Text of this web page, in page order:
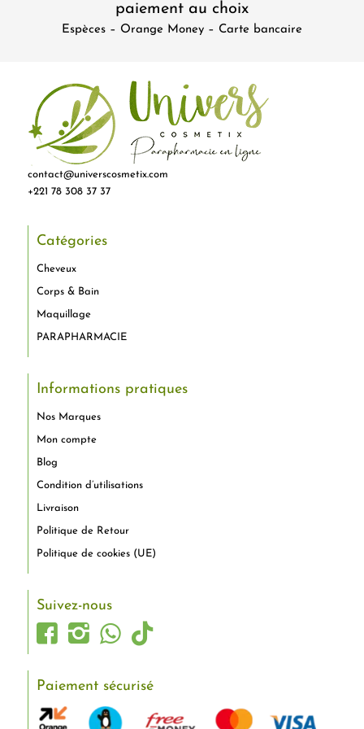
paiement au choix
Espèces – Orange Money – Carte bancaire
contact@universcosmetix.com
+221 78 308 37 37
Catégories
Cheveux
Corps & Bain
Maquillage
PARAPHARMACIE
Informations pratiques
Nos Marques
Mon compte
Blog
Condition d’utilisations
Livraison
Politique de Retour
Politique de cookies (UE)
Suivez-nous
Paiement sécurisé